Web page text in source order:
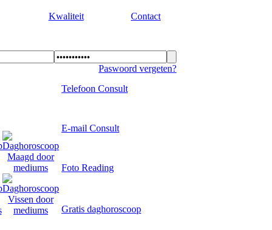
Kwaliteit Contact
Paswoord vergeten?
Telefoon Consult
E-mail Consult
Foto Reading
Gratis daghoroscoop